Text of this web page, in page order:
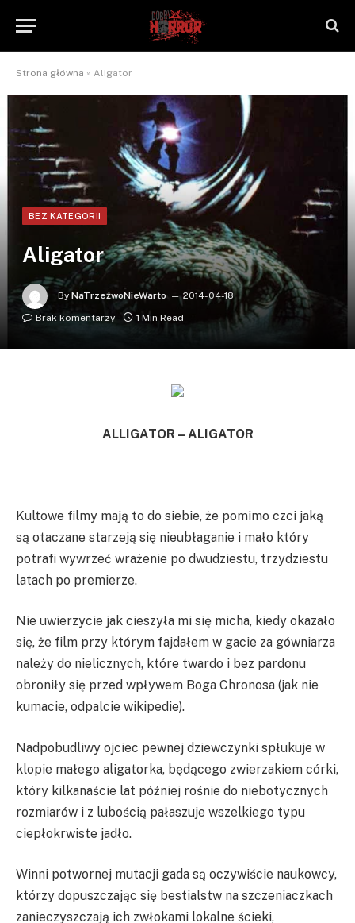
Strona główna » Aligator
BEZ KATEGORII
Aligator
By NaTrzeźwoNieWarto
2014-04-18
Brak komentarzy
1 Min Read
ALLIGATOR – ALIGATOR
Kultowe filmy mają to do siebie, że pomimo czci jaką
są otaczane starzeją się nieubłaganie i mało który
potrafi wywrzeć wrażenie po dwudziestu, trzydziestu
latach po premierze.
Nie uwierzycie jak cieszyła mi się micha, kiedy okazało
się, że film przy którym fajdałem w gacie za gówniarza
należy do nielicznych, które twardo i bez pardonu
obroniły się przed wpływem Boga Chronosa (jak nie
kumacie, odpalcie wikipedie).
Nadpobudliwy ojciec pewnej dziewczynki spłukuje w
klopie małego aligatorka, będącego zwierzakiem córki,
który kilkanaście lat później rośnie do niebotycznych
rozmiarów i z lubością pałaszuje wszelkiego typu
ciepłokrwiste jadło.
Winni potwornej mutacji gada są oczywiście naukowcy,
którzy dopuszczając się bestialstw na szczeniaczkach
zanieczyszczają ich zwłokami lokalne ścieki,